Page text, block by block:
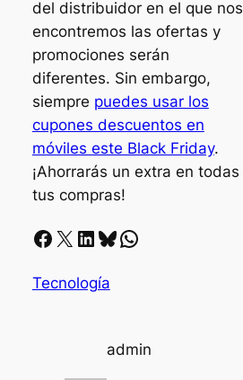
del distribuidor en el que nos
encontremos las ofertas y
promociones serán
diferentes. Sin embargo,
siempre puedes usar los
cupones descuentos en
móviles este Black Friday.
¡Ahorrarás un extra en todas
tus compras!
Facebook X LinkedIn Bluesky Whatsapp
Tecnología
admin